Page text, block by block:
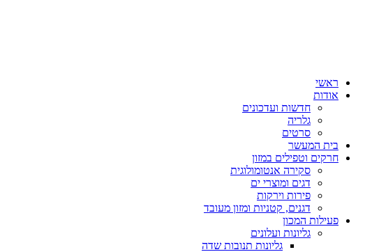
ראשי
אודות
חדשות ועדכונים
גלריה
סרטים
בית המעשר
חרקים וטפילים במזון
סקירה אנטומולוגית
דגים ומוצרי ים
פירות וירקות
דגנים, קטניות ומזון מעובד
פעילות המכון
גליונות ועלונים
גליונות תנובות שדה